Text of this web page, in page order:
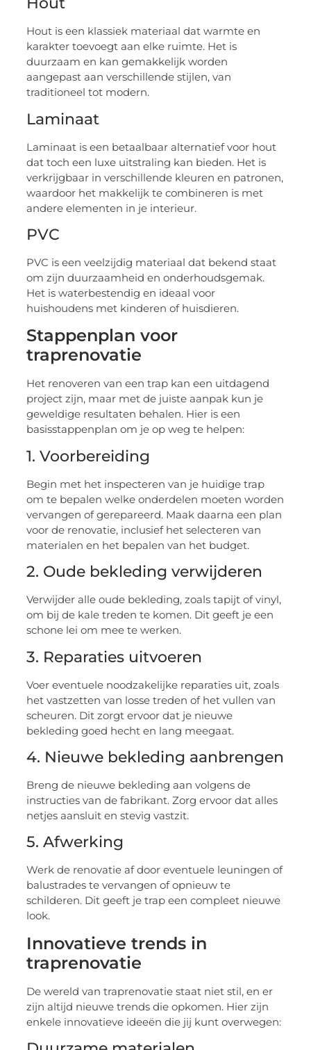
Hout is een klassiek materiaal dat warmte en
karakter toevoegt aan elke ruimte. Het is
duurzaam en kan gemakkelijk worden
aangepast aan verschillende stijlen, van
traditioneel tot modern.
Laminaat
Laminaat is een betaalbaar alternatief voor hout
dat toch een luxe uitstraling kan bieden. Het is
verkrijgbaar in verschillende kleuren en patronen,
waardoor het makkelijk te combineren is met
andere elementen in je interieur.
PVC
PVC is een veelzijdig materiaal dat bekend staat
om zijn duurzaamheid en onderhoudsgemak.
Het is waterbestendig en ideaal voor
huishoudens met kinderen of huisdieren.
Stappenplan voor
traprenovatie
Het renoveren van een trap kan een uitdagend
project zijn, maar met de juiste aanpak kun je
geweldige resultaten behalen. Hier is een
basisstappenplan om je op weg te helpen:
1. Voorbereiding
Begin met het inspecteren van je huidige trap
om te bepalen welke onderdelen moeten worden
vervangen of gerepareerd. Maak daarna een plan
voor de renovatie, inclusief het selecteren van
materialen en het bepalen van het budget.
2. Oude bekleding verwijderen
Verwijder alle oude bekleding, zoals tapijt of vinyl,
om bij de kale treden te komen. Dit geeft je een
schone lei om mee te werken.
3. Reparaties uitvoeren
Voer eventuele noodzakelijke reparaties uit, zoals
het vastzetten van losse treden of het vullen van
scheuren. Dit zorgt ervoor dat je nieuwe
bekleding goed hecht en lang meegaat.
4. Nieuwe bekleding aanbrengen
Breng de nieuwe bekleding aan volgens de
instructies van de fabrikant. Zorg ervoor dat alles
netjes aansluit en stevig vastzit.
5. Afwerking
Werk de renovatie af door eventuele leuningen of
balustrades te vervangen of opnieuw te
schilderen. Dit geeft je trap een compleet nieuwe
look.
Innovatieve trends in
traprenovatie
De wereld van traprenovatie staat niet stil, en er
zijn altijd nieuwe trends die opkomen. Hier zijn
enkele innovatieve ideeën die jij kunt overwegen: